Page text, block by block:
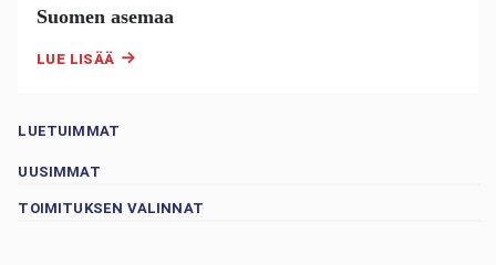
Suomen asemaa
LUE LISÄÄ
LUETUIMMAT
UUSIMMAT
TOIMITUKSEN VALINNAT